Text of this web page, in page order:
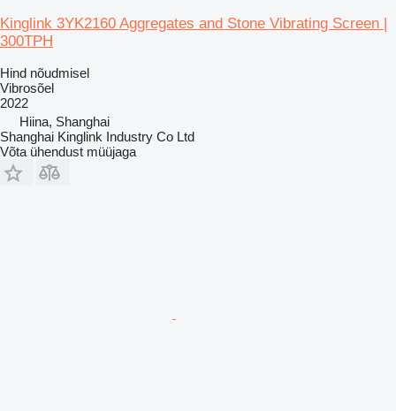
Kinglink 3YK2160 Aggregates and Stone Vibrating Screen |
300TPH
Hind nõudmisel
Vibrosõel
2022
Hiina, Shanghai
Shanghai Kinglink Industry Co Ltd
Võta ühendust müüjaga